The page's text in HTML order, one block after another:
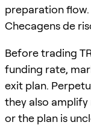
preparation flow.
Checagens de
Before trading
funding rate,
exit plan.
they also amplify
or the plan is